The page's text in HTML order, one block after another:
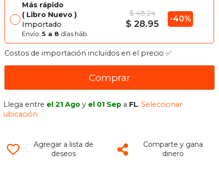
Más rápido
Libro Nuevo
Importado
Envío: 5 a 8 días háb.
$ 48.24
$ 28.95 -40%
Costos de importación incluídos en el precio ✅
Comprar
Llega entre el 21 Ago y el 01 Sep a FL.Seleccionar
ubicación
Agregar a lista de
deseos
Comparte y gana
dinero